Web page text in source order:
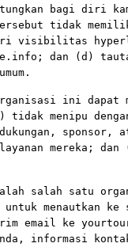
bagi diri
tidak
visibilitas
dan (d)
ini dapat
tidak menipu
sponsor,
mereka;
salah satu
menautkan ke
email ke
informasi